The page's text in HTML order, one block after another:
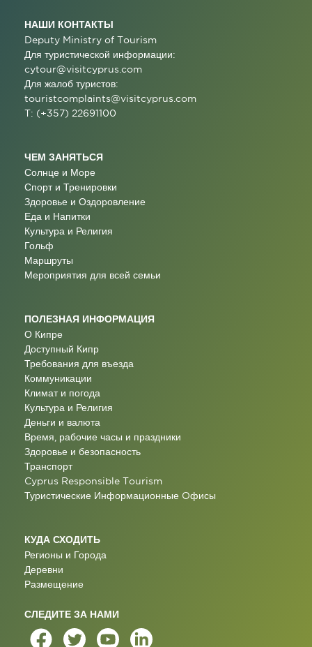
НАШИ КОНТАКТЫ
Deputy Ministry of Tourism
Для туристической информации:
cytour@visitcyprus.com
Для жалоб туристов:
touristcomplaints@visitcyprus.com
T: (+357) 22691100
ЧЕМ ЗАНЯТЬСЯ
Солнце и Море
Спорт и Тренировки
Здоровье и Оздоровление
Еда и Напитки
Культура и Религия
Гольф
Маршруты
Мероприятия для всей семьи
ПОЛЕЗНАЯ ИНФОРМАЦИЯ
О Кипре
Доступный Кипр
Требования для въезда
Коммуникации
Климат и погода
Культура и Религия
Деньги и валюта
Время, рабочие часы и праздники
Здоровье и безопасность
Транспорт
Cyprus Responsible Tourism
Туристические Информационные Oфисы
КУДА СХОДИТЬ
Регионы и Города
Деревни
Размещение
СЛЕДИТЕ ЗА НАМИ